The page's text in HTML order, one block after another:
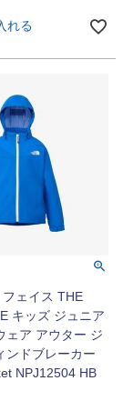
れる
ェイス THE
キッズ ジュニア
ェア アウター ジ
ンドブレーカー
NPJ12504 HB